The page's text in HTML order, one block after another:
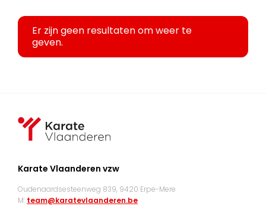
Er zijn geen resultaten om weer te
geven.
Karate Vlaanderen vzw
Oudenaardsesteenweg 839, 9420 Erpe-Mere
M: team@karatevlaanderen.be